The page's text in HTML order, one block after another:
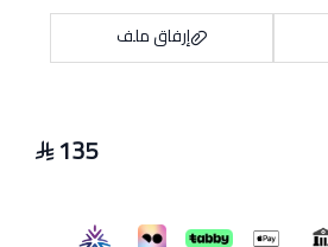
إرفاق ملف
135